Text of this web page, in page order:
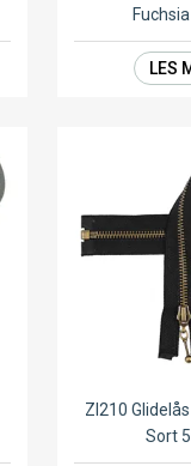
LES
ZI210
Sort